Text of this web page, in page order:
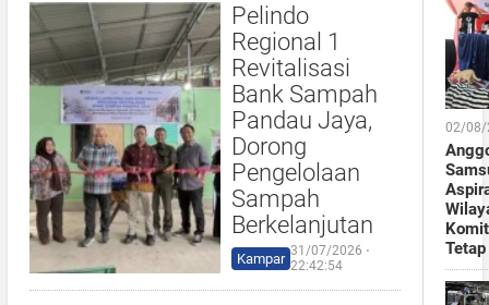
Pelindo
Regional 1
Revitalisasi
Bank Sampah
Pandau Jaya,
Dorong
Pengelolaan
Sampah
Berkelanjutan
Kampar 31/07/2026 ⋅
22:42:54
02/08/